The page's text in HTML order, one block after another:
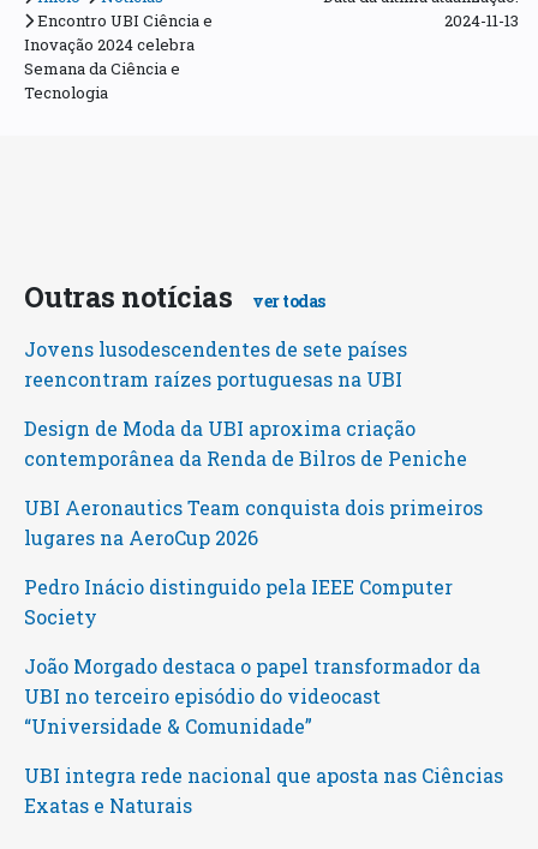
Encontro UBI Ciência e
Inovação 2024 celebra
Semana da Ciência e
Tecnologia
2024-11-13
Outras notícias ver todas
Jovens lusodescendentes de sete países
reencontram raízes portuguesas na UBI
Design de Moda da UBI aproxima criação
contemporânea da Renda de Bilros de Peniche
UBI Aeronautics Team conquista dois primeiros
lugares na AeroCup 2026
Pedro Inácio distinguido pela IEEE Computer
Society
João Morgado destaca o papel transformador da
UBI no terceiro episódio do videocast
“Universidade & Comunidade”
UBI integra rede nacional que aposta nas Ciências
Exatas e Naturais